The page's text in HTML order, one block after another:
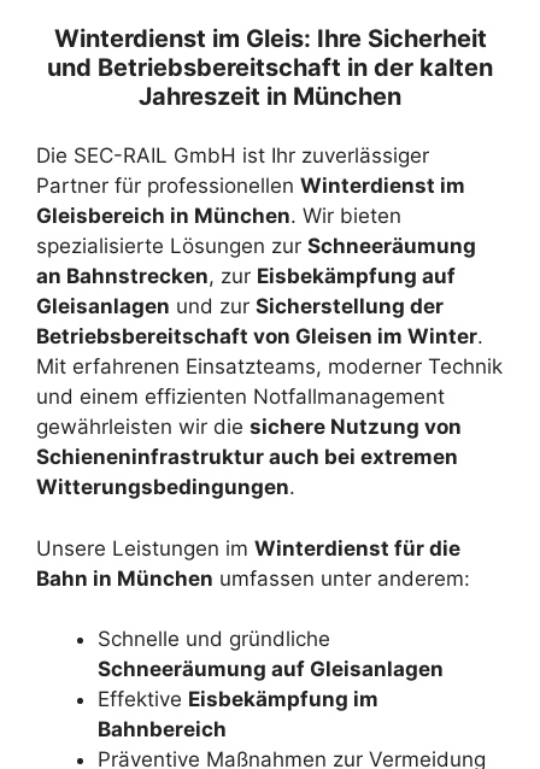
Winterdienst im Gleis: Ihre Sicherheit
und Betriebsbereitschaft in der kalten
Jahreszeit in München
Die SEC-RAIL GmbH ist Ihr zuverlässiger
Partner für professionellen Winterdienst im
Gleisbereich in München. Wir bieten
spezialisierte Lösungen zur Schneeräumung
an Bahnstrecken, zur Eisbekämpfung auf
Gleisanlagen und zur Sicherstellung der
Betriebsbereitschaft von Gleisen im Winter.
Mit erfahrenen Einsatzteams, moderner Technik
und einem effizienten Notfallmanagement
gewährleisten wir die sichere Nutzung von
Schieneninfrastruktur auch bei extremen
Witterungsbedingungen.
Unsere Leistungen im Winterdienst für die
Bahn in München umfassen unter anderem:
Schnelle und gründliche
Schneeräumung auf Gleisanlagen
Effektive Eisbekämpfung im
Bahnbereich
Präventive Maßnahmen zur Vermeidung